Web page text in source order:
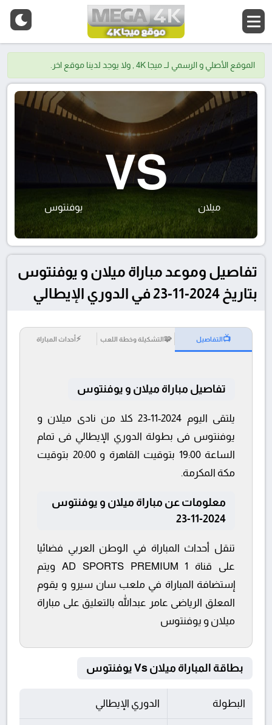
الموقع الأصلي و الرسمي لــ ميجا 4K , ولا يوجد لدينا موقع اخر.
ميلان
VS
يوفنتوس
تفاصيل وموعد مباراة ميلان و يوفنتوس
بتاريخ 2024-11-23 في الدوري الإيطالي
📺التفاصيل 🧩التشكيلة وخطة اللعب ⚡أحداث المباراة
تفاصيل مباراة ميلان و يوفنتوس
يلتقى اليوم 2024-11-23 كلا من نادى ميلان و
يوفنتوس فى بطولة الدوري الإيطالي فى تمام
الساعة 19:00 بتوقيت القاهرة و 20:00 بتوقيت
مكة المكرمة.
معلومات عن مباراة ميلان و يوفنتوس
2024-11-23
تنقل أحداث المباراة في الوطن العربي فضائيا
على قناة AD SPORTS PREMIUM 1 ويتم
إستضافة المباراة في ملعب سان سيرو و يقوم
المعلق الرياضى عامر عبدالله بالتعليق على مباراة
ميلان و يوفنتوس
بطاقة المباراة ميلان Vs يوفنتوس
البطولة الدوري الإيطالي